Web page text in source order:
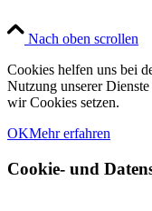
Nach oben scrollen
Cookies helfen uns bei
Nutzung unserer
wir Cookies setzen.
OKMehr erfahren
Cookie- und